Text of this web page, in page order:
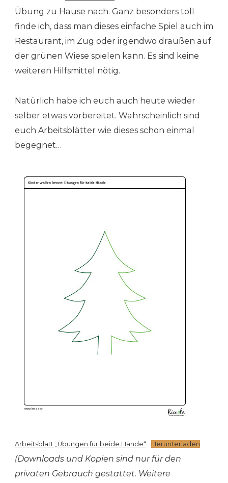
Übung zu Hause nach. Ganz besonders toll
finde ich, dass man dieses einfache Spiel auch im
Restaurant, im Zug oder irgendwo draußen auf
der grünen Wiese spielen kann. Es sind keine
weiteren Hilfsmittel nötig.
Natürlich habe ich euch auch heute wieder
selber etwas vorbereitet. Wahrscheinlich sind
euch Arbeitsblätter wie dieses schon einmal
begegnet…
Arbeitsblatt „Übungen für beide Hände“ Herunterladen
(Downloads und Kopien sind nur für den
privaten Gebrauch gestattet. Weitere